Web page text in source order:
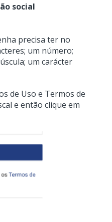
social
precisa ter no
um número;
um carácter
de Uso e Termos de
e então clique em